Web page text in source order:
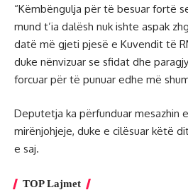
“Këmbëngulja për të besuar fortë
mund t’ia dalësh nuk ishte aspak
datë më gjeti pjesë e Kuvendit të
duke nënvizuar se sfidat dhe
forcuar për të punuar edhe më
Deputetja ka përfunduar mesazhin
mirënjohjeje, duke e cilësuar këtë
e saj.
TOP Lajmet